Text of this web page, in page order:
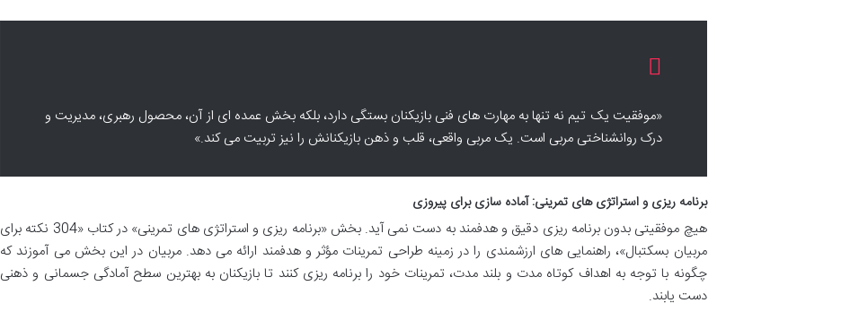
«موفقیت یک تیم نه تنها به مهارت های فنی بازیکنان بستگی دارد، بلکه بخش عمده ای از آن، محصول رهبری، مدیریت و
درک روانشناختی مربی است. یک مربی واقعی، قلب و ذهن بازیکنانش را نیز تربیت می کند.»
برنامه ریزی و استراتژی های تمرینی: آماده سازی برای پیروزی
هیچ موفقیتی بدون برنامه ریزی دقیق و هدفمند به دست نمی آید. بخش «برنامه ریزی و استراتژی های تمرینی» در کتاب «304 نکته برای
مربیان بسکتبال»، راهنمایی های ارزشمندی را در زمینه طراحی تمرینات مؤثر و هدفمند ارائه می دهد. مربیان در این بخش می آموزند که
چگونه با توجه به اهداف کوتاه مدت و بلند مدت، تمرینات خود را برنامه ریزی کنند تا بازیکنان به بهترین سطح آمادگی جسمانی و ذهنی
دست یابند.